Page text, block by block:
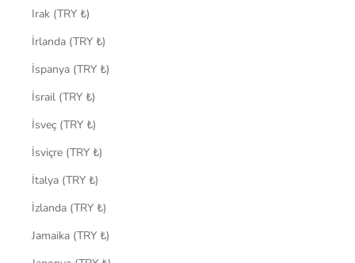
Irak (TRY ₺)
İrlanda (TRY ₺)
İspanya (TRY ₺)
İsrail (TRY ₺)
İsveç (TRY ₺)
İsviçre (TRY ₺)
İtalya (TRY ₺)
İzlanda (TRY ₺)
Jamaika (TRY ₺)